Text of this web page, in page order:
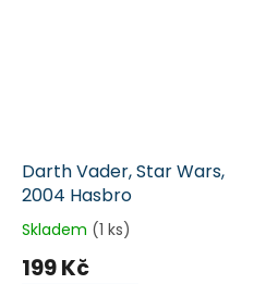
Darth Vader, Star Wars,
2004 Hasbro
Skladem (1 ks)
199 Kč